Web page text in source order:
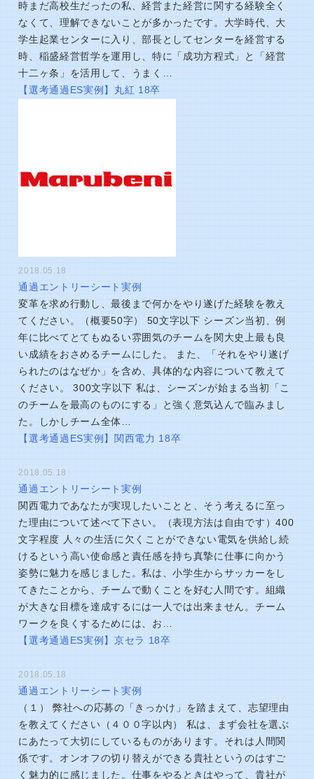
時まだ高校生だったの私、経営また経営に関する経験全く
なくて、理解できないことが多かったです。大学時代、大
学生起業センターに入り、部長としてセンターを経営する
時、稲盛経営哲学を運用し、特に「成功方程式」と「経営
十二ヶ条」を活用して、うまく…
【選考通過ES実例】丸紅 18卒
2018.05.18
通過エントリーシート実例
変革を求め行動し、最後まで何かをやり遂げた経験を教え
てください。（概要50字） 50文字以下 シーズン当初、例
年に比べてとてもぬるい雰囲気のチームを関大史上最も良
い成績をおさめるチームにした。 また、「それをやり遂げ
られたのはなぜか」を含め、具体的な内容について教えて
ください。 300文字以下 私は、シーズンが始まる当初「こ
のチームを最高のものにする」と強く意気込んで臨みまし
た。しかしチーム全体…
【選考通過ES実例】関西電力 18卒
2018.05.18
通過エントリーシート実例
関西電力であなたが実現したいことと、そう考えるに至っ
た理由について述べて下さい。（表現方法は自由です）400
文字程度 人々の生活に欠くことができない電気を供給し続
けるという高い使命感と責任感を持ち真摯に仕事に向かう
姿勢に魅力を感じました。私は、小学生からサッカーをし
てきたことから、チームで動くことを好む人間です。組織
が大きな目標を達成するには一人では出来ません。チーム
ワークを良くするためには、お…
【選考通過ES実例】京セラ 18卒
2018.05.18
通過エントリーシート実例
（１） 弊社への応募の「きっかけ」を踏まえて、志望理由
を教えてください（４００字以内） 私は、まず会社を選ぶ
にあたって大切にしているものがあります。それは人間関
係です。オンオフの切り替えができる貴社というのはすご
く魅力的に感じました。仕事をやるときはやって、貴社が